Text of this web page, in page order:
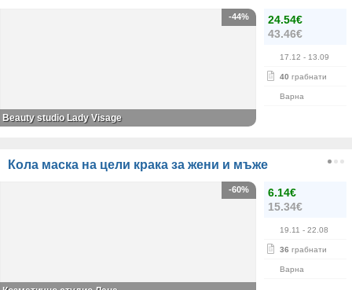
24.54€
43.46€
17.12 - 13.09
40 грабнати
Варна
-44%
Beauty studio Lady Visage
Кола маска на цели крака за жени и мъже
6.14€
15.34€
19.11 - 22.08
36 грабнати
Варна
-60%